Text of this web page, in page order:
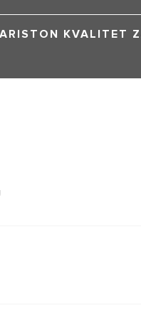
ARISTON KVALITET